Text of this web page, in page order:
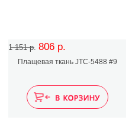
1 151 р. 806 р.
Плащевая ткань JTC-5488 #9